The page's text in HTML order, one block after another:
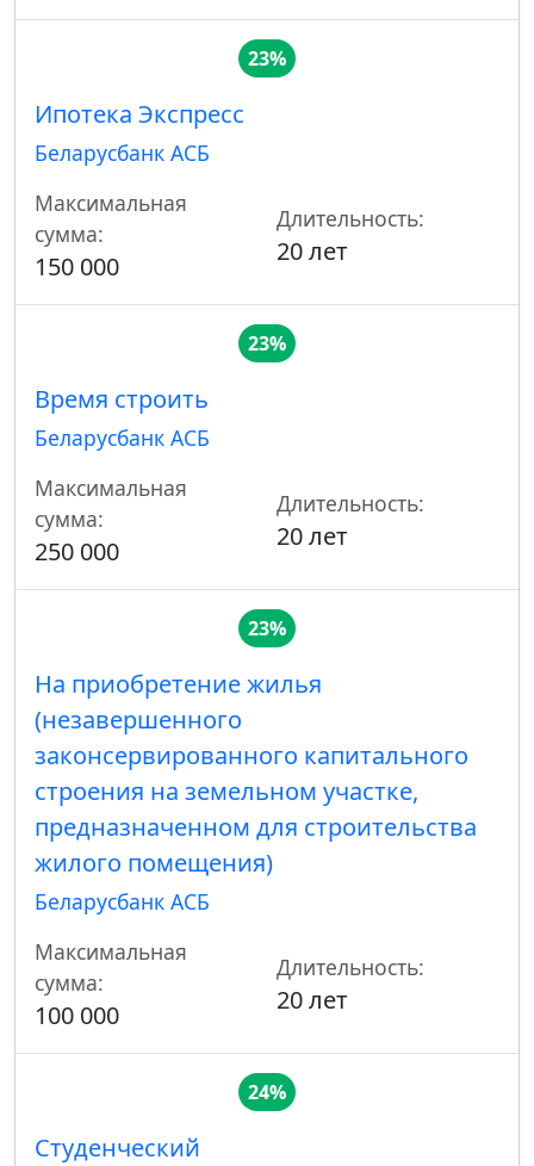
23%
Ипотека Экспресс
Беларусбанк АСБ
Максимальная
сумма:
150 000
Длительность:
20 лет
23%
Время строить
Беларусбанк АСБ
Максимальная
сумма:
250 000
Длительность:
20 лет
23%
На приобретение жилья
(незавершенного
законсервированного капитального
строения на земельном участке,
предназначенном для строительства
жилого помещения)
Беларусбанк АСБ
Максимальная
сумма:
100 000
Длительность:
20 лет
24%
Студенческий